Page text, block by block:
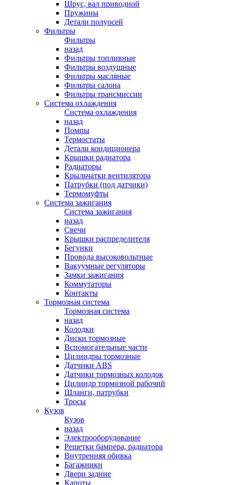
Шрус, вал приводной
Пружины
Детали полуосей
Фильтры
Фильтры
назад
Фильтры топливные
Фильтры воздушные
Фильтры масляные
Фильтры салона
Фильтры трансмиссии
Система охлаждения
Система охлаждения
назад
Помпы
Термостаты
Детали кондиционера
Крышки радиатора
Радиаторы
Крыльчатки вентилятора
Патрубки (под датчики)
Термомуфты
Система зажигания
Система зажигания
назад
Свечи
Крышки распределителя
Бегунки
Провода высоковольтные
Вакуумные регуляторы
Замки зажигания
Коммутаторы
Контакты
Тормозная система
Тормозная система
назад
Колодки
Диски тормозные
Вспомогательные части
Цилиндры тормозные
Датчики ABS
Датчики тормозных колодок
Цилиндр тормозной рабочий
Шланги, патрубки
Тросы
Кузов
Кузов
назад
Электрооборудование
Решетки бампера, радиатора
Внутренняя обивка
Багажники
Двери задние
Капоты